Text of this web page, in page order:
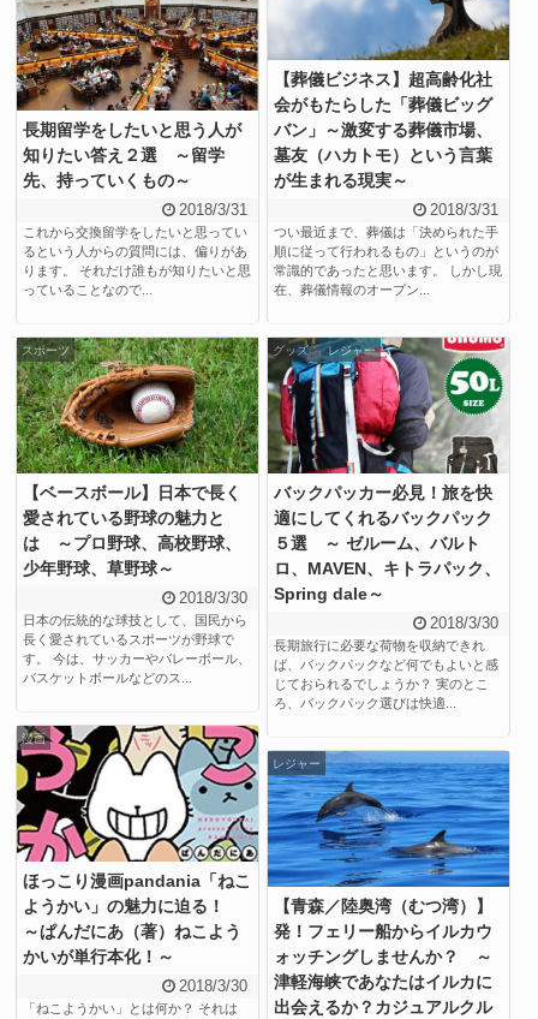
【葬儀ビジネス】超高齢化社
会がもたらした「葬儀ビッグ
バン」～激変する葬儀市場、
墓友（ハカトモ）という言葉
が生まれる現実～
2018/3/31
つい最近まで、葬儀は「決められた手
順に従って行われるもの」というのが
常識的であったと思います。 しかし現
在、葬儀情報のオープン...
長期留学をしたいと思う人が
知りたい答え２選 ～留学
先、持っていくもの～
2018/3/31
これから交換留学をしたいと思ってい
るという人からの質問には、偏りがあ
ります。 それだけ誰もが知りたいと思
っていることなので...
【ベースボール】日本で長く
愛されている野球の魅力と
は ～プロ野球、高校野球、
少年野球、草野球～
2018/3/30
スポーツ
日本の伝統的な球技として、国民から
長く愛されているスポーツが野球で
す。 今は、サッカーやバレーボール、
バスケットボールなどのス...
バックパッカー必見！旅を快
適にしてくれるバックパック
５選 ～ ゼルーム、バルト
ロ、MAVEN、キトラパック、
Spring dale～
2018/3/30
グッズ , レジャー
長期旅行に必要な荷物を収納できれ
ば、バックパックなど何でもよいと感
じておられるでしょうか？ 実のとこ
ろ、バックパック選びは快適...
ほっこり漫画pandania「ねこ
ようかい」の魅力に迫る！
～ぱんだにあ（著）ねこよう
かいが単行本化！～
2018/3/30
漫画
「ねこようかい」とは何か？ それは
【青森／陸奥湾（むつ湾）】
発！フェリー船からイルカウ
ォッチングしませんか？ ～
津軽海峡であなたはイルカに
出会えるか？カジュアルクル
レジャー